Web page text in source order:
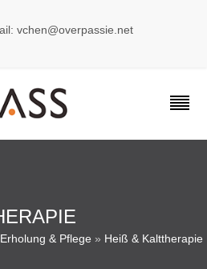
vchen@overpassie.net
Erholung & Pflege » Heiß & Kalttherapie